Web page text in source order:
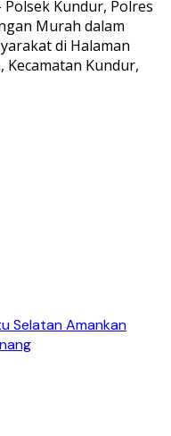
Kundur, Polres
Murah dalam
di Halaman
Kecamatan Kundur,
Selatan Amankan